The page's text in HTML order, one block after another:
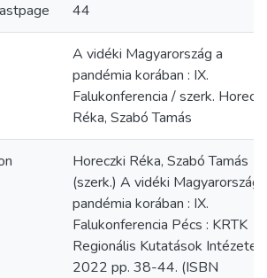
44
A vidéki Magyarország a
pandémia korában : IX.
Falukonferencia / szerk.
Réka, Szabó Tamás
Horeczki Réka, Szabó Tamás
(szerk.) A vidéki Magyarország
pandémia korában : IX.
Falukonferencia Pécs : KRTK
Regionális Kutatások Intézete,
2022 pp. 38-44. (ISBN